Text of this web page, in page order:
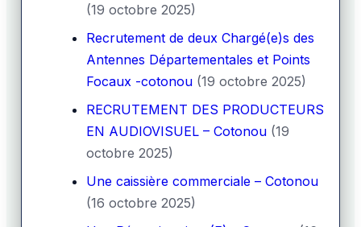
(19 octobre 2025)
Recrutement de deux Chargé(e)s des
Antennes Départementales et Points
Focaux -cotonou (19 octobre 2025)
RECRUTEMENT DES PRODUCTEURS
EN AUDIOVISUEL – Cotonou (19
octobre 2025)
Une caissière commerciale – Cotonou
(16 octobre 2025)